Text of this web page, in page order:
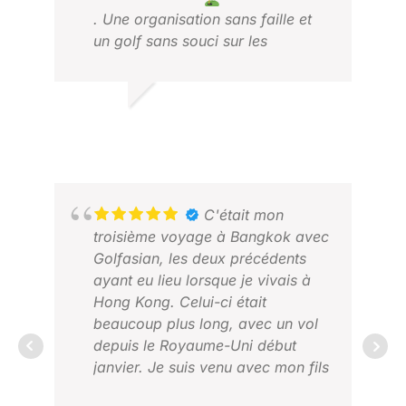
. Une organisation sans faille et
un golf sans souci sur les
C'était mon
troisième voyage à Bangkok avec
Golfasian, les deux précédents
ayant eu lieu lorsque je vivais à
Hong Kong. Celui-ci était
beaucoup plus long, avec un vol
depuis le Royaume-Uni début
janvier. Je suis venu avec mon fils